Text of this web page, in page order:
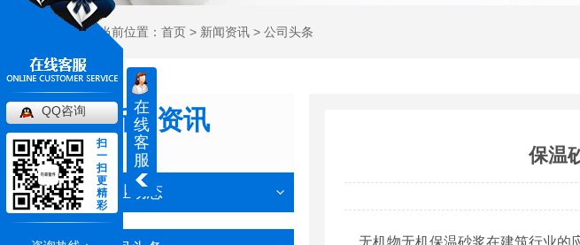
当前位置： 首页 > 新闻资讯 > 公司头条
新闻资讯
NEWS
行业动态
保温
无机物无机保温砂浆在建筑行业的
在
线
客
服
QQ咨询
扫
一
扫
更
精
彩